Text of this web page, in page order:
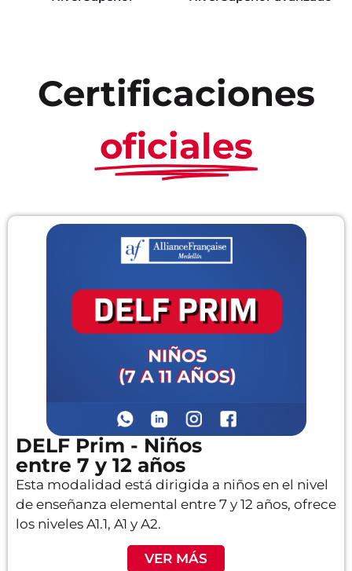
Certificaciones
oficiales
DELF Prim - Niños
entre 7 y 12 años
Esta modalidad está dirigida a niños en el nivel
de enseñanza elemental entre 7 y 12 años, ofrece
los niveles A1.1, A1 y A2.
VER MÁS